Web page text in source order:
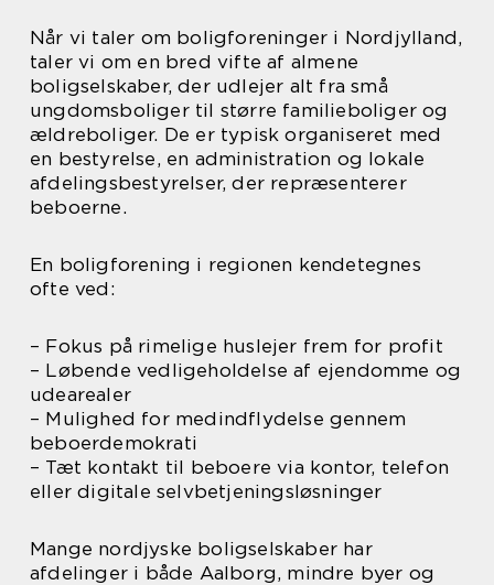
Når vi taler om boligforeninger i Nordjylland,
taler vi om en bred vifte af almene
boligselskaber, der udlejer alt fra små
ungdomsboliger til større familieboliger og
ældreboliger. De er typisk organiseret med
en bestyrelse, en administration og lokale
afdelingsbestyrelser, der repræsenterer
beboerne.
En boligforening i regionen kendetegnes
ofte ved:
– Fokus på rimelige huslejer frem for profit
– Løbende vedligeholdelse af ejendomme og
udearealer
– Mulighed for medindflydelse gennem
beboerdemokrati
– Tæt kontakt til beboere via kontor, telefon
eller digitale selvbetjeningsløsninger
Mange nordjyske boligselskaber har
afdelinger i både Aalborg, mindre byer og